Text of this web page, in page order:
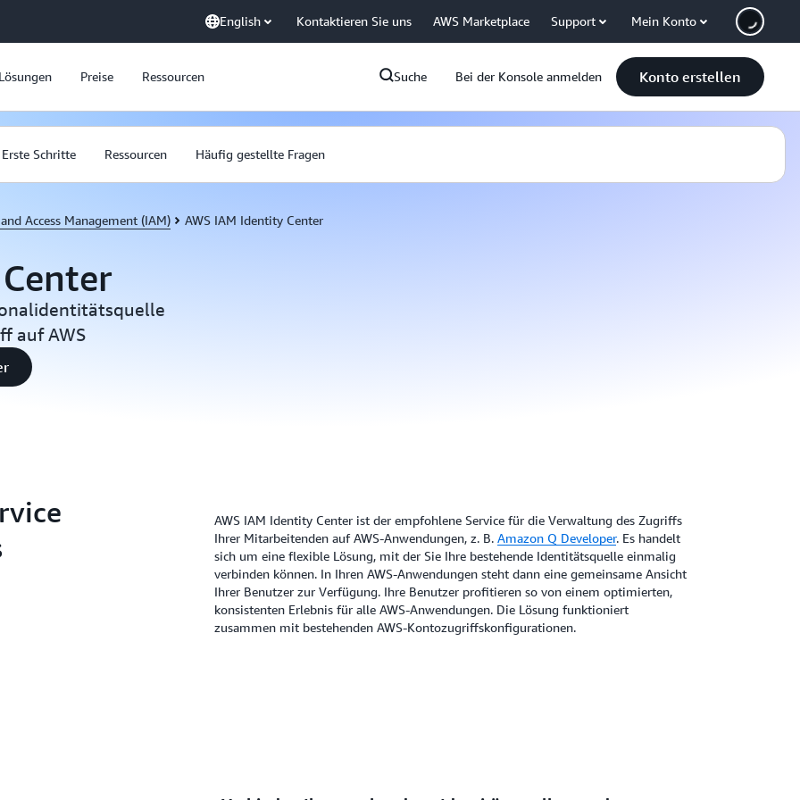
English Kontaktieren Sie uns AWS Marketplace Support Mein Konto
Lösungen Preise Ressourcen Suche Bei der Konsole anmelden Konto erstellen
Erste Schritte Ressourcen Häufig gestellte Fragen
Access Management (IAM) AWS IAM Identity Center
auf AWS
AWS IAM Identity Center ist der empfohlene Service für die Verwaltung des Zugriffs
Ihrer Mitarbeitenden auf AWS-Anwendungen, z. B. Amazon Q Developer. Es handelt
sich um eine flexible Lösung, mit der Sie Ihre bestehende Identitätsquelle einmalig
verbinden können. In Ihren AWS-Anwendungen steht dann eine gemeinsame Ansicht
Ihrer Benutzer zur Verfügung. Ihre Benutzer profitieren so von einem optimierten,
konsistenten Erlebnis für alle AWS-Anwendungen. Die Lösung funktioniert
zusammen mit bestehenden AWS-Kontozugriffskonfigurationen.